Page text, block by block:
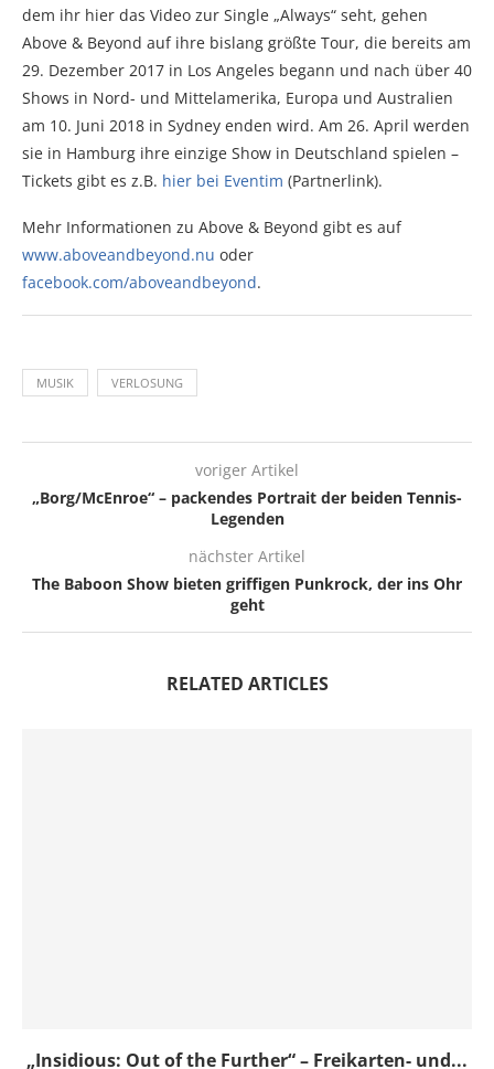
dem ihr hier das Video zur Single „Always“ seht, gehen
Above & Beyond auf ihre bislang größte Tour, die bereits am
29. Dezember 2017 in Los Angeles begann und nach über 40
Shows in Nord- und Mittelamerika, Europa und Australien
am 10. Juni 2018 in Sydney enden wird. Am 26. April werden
sie in Hamburg ihre einzige Show in Deutschland spielen –
Tickets gibt es z.B. hier bei Eventim (Partnerlink).
Mehr Informationen zu Above & Beyond gibt es auf
www.aboveandbeyond.nu oder
facebook.com/aboveandbeyond.
MUSIK VERLOSUNG
voriger Artikel
„Borg/McEnroe“ – packendes Portrait der beiden Tennis-
Legenden
nächster Artikel
The Baboon Show bieten griffigen Punkrock, der ins Ohr
geht
RELATED ARTICLES
„Insidious: Out of the Further“ – Freikarten- und...